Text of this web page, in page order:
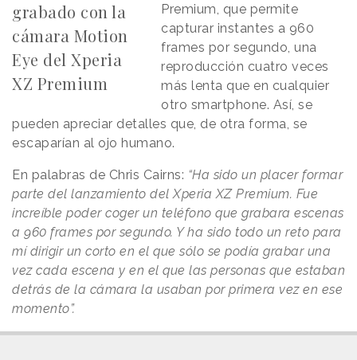
grabado con la
cámara Motion
Eye del Xperia
XZ Premium
Premium, que permite
capturar instantes a 960
frames por segundo, una
reproducción cuatro veces
más lenta que en cualquier
otro smartphone. Así, se
pueden apreciar detalles que, de otra forma, se
escaparían al ojo humano.
En palabras de Chris Cairns: “Ha sido un placer formar
parte del lanzamiento del Xperia XZ Premium. Fue
increíble poder coger un teléfono que grabara escenas
a 960 frames por segundo. Y ha sido todo un reto para
mí dirigir un corto en el que sólo se podía grabar una
vez cada escena y en el que las personas que estaban
detrás de la cámara la usaban por primera vez en ese
momento”.